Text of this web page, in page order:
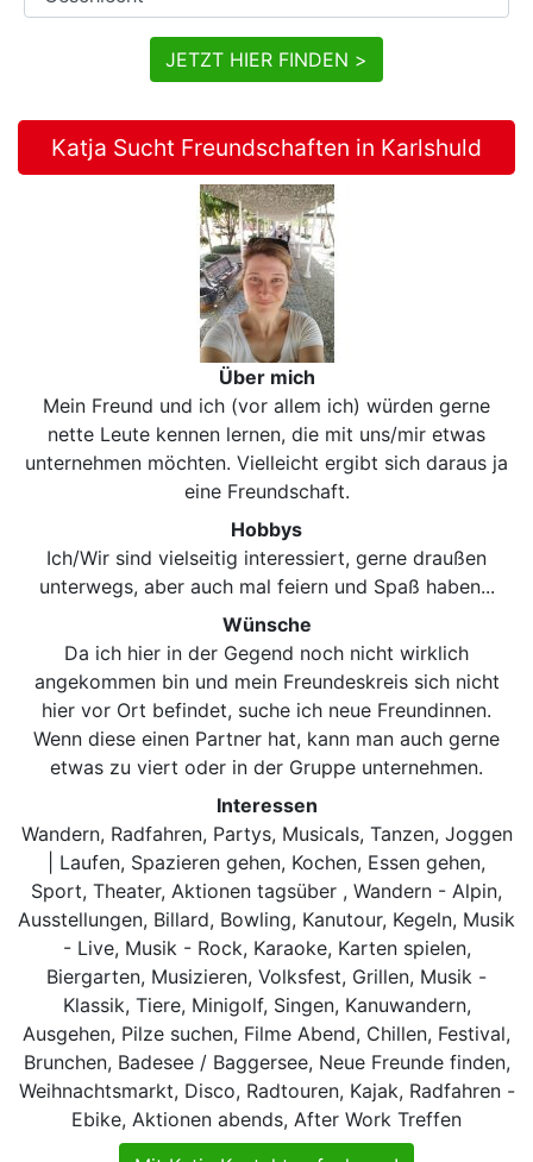
JETZT HIER FINDEN >
Katja Sucht Freundschaften in Karlshuld
Über mich
Mein Freund und ich (vor allem ich) würden gerne
nette Leute kennen lernen, die mit uns/mir etwas
unternehmen möchten. Vielleicht ergibt sich daraus ja
eine Freundschaft.
Hobbys
Ich/Wir sind vielseitig interessiert, gerne draußen
unterwegs, aber auch mal feiern und Spaß haben...
Wünsche
Da ich hier in der Gegend noch nicht wirklich
angekommen bin und mein Freundeskreis sich nicht
hier vor Ort befindet, suche ich neue Freundinnen.
Wenn diese einen Partner hat, kann man auch gerne
etwas zu viert oder in der Gruppe unternehmen.
Interessen
Wandern, Radfahren, Partys, Musicals, Tanzen, Joggen
| Laufen, Spazieren gehen, Kochen, Essen gehen,
Sport, Theater, Aktionen tagsüber , Wandern - Alpin,
Ausstellungen, Billard, Bowling, Kanutour, Kegeln, Musik
- Live, Musik - Rock, Karaoke, Karten spielen,
Biergarten, Musizieren, Volksfest, Grillen, Musik -
Klassik, Tiere, Minigolf, Singen, Kanuwandern,
Ausgehen, Pilze suchen, Filme Abend, Chillen, Festival,
Brunchen, Badesee / Baggersee, Neue Freunde finden,
Weihnachtsmarkt, Disco, Radtouren, Kajak, Radfahren -
Ebike, Aktionen abends, After Work Treffen